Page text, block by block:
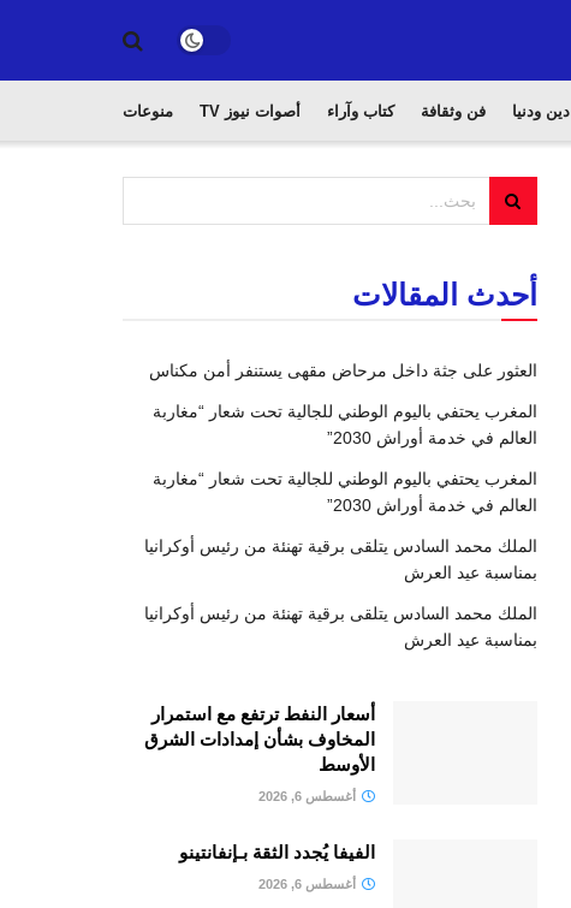
دين ودنيا فن وثقافة كتاب وآراء أصوات نيوز TV منوعات
أحدث المقالات
العثور على جثة داخل مرحاض مقهى يستنفر أمن مكناس
المغرب يحتفي باليوم الوطني للجالية تحت شعار “مغاربة
العالم في خدمة أوراش 2030”
المغرب يحتفي باليوم الوطني للجالية تحت شعار “مغاربة
العالم في خدمة أوراش 2030”
الملك محمد السادس يتلقى برقية تهنئة من رئيس أوكرانيا
بمناسبة عيد العرش
الملك محمد السادس يتلقى برقية تهنئة من رئيس أوكرانيا
بمناسبة عيد العرش
أسعار النفط ترتفع مع استمرار
المخاوف بشأن إمدادات الشرق
الأوسط
أغسطس 6, 2026
الفيفا يُجدد الثقة بـإنفانتينو
أغسطس 6, 2026